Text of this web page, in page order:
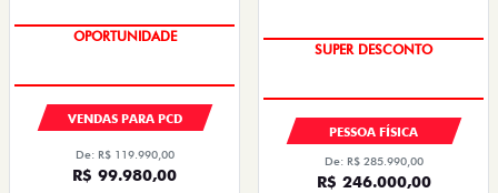
OPORTUNIDADE
VENDAS PARA PCD
De: R$ 119.990,00
R$ 99.980,00
SUPER DESCONTO
PESSOA FÍSICA
De: R$ 285.990,00
R$ 246.000,00